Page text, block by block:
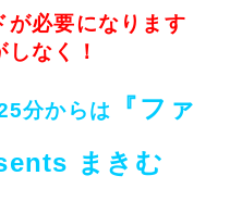
が必要になります
なく！
分からは
『ファ
まきむ